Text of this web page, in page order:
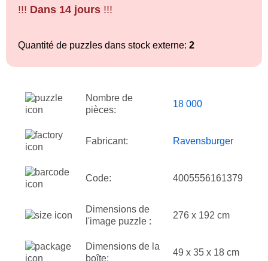
!!! Dans 14 jours !!!
Quantité de puzzles dans stock externe: 2
Nombre de
pièces:
18 000
Fabricant: Ravensburger
Code: 4005556161379
Dimensions de
l'image puzzle :
276 x 192 cm
Dimensions de la
boîte:
49 x 35 x 18 cm